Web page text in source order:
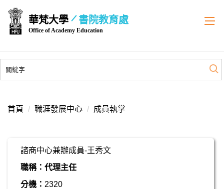
跳
到
主
容
區
華梵大學 書院教育處
Office of Academy Education
首頁 職涯發展中心 成員執掌
諮商中心兼辦成員-王秀文
職稱：代理主任
分機： 2320